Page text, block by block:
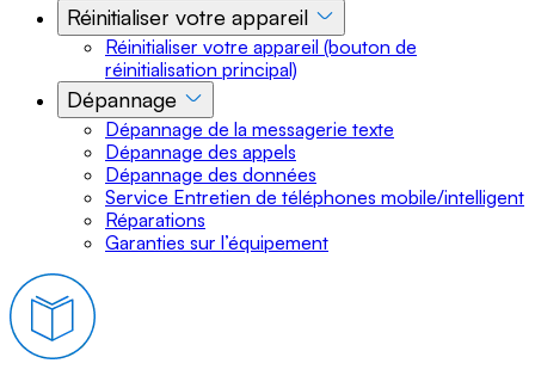
Réinitialiser votre appareil
Réinitialiser votre appareil (bouton de
réinitialisation principal)
Dépannage
Dépannage de la messagerie texte
Dépannage des appels
Dépannage des données
Service Entretien de téléphones mobile/intelligent
Réparations
Garanties sur l’équipement